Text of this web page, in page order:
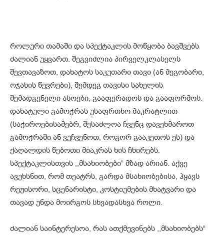
როლური თამაში და სპექტაკლის მოწყობა ბავშვებს
ძალიან უყვართ. შეგვიძლია პირველკლასელს
შევთავაზოთ, დახატოს საკუთარი თავი (ან მეგობარი,
ოჯახის წევრები), შემდეგ თავისი სახელის
შემადგენელი ასოები, გააფერადოს და გააფორმოს.
დახატული გამოჭრას უსაფრთხო მაკრატლით
(საჭიროებისამებრ, შესაძლოა ჩვენც დავეხმაროთ
გამოჭრაში ან ვუჩვენოთ, როგორ გააკეთოს ეს) და
ქაღალდის წებოთი მიაკრას ხის ჩხირებს.
სპექტაკლისთვის ,,მსახიობები“ მზად არიან. აქვე
ავუხსნით, რომ თეატრს, გარდა მსახიობებისა, ჰყავს
რეჟისორი, სცენარისტი, კოსტიუმების მხატვარი და
თავად უნდა მოირგოს სხვადასხვა როლი.
ძალიან საინტერესოა, რას ათქმევინებს ,,მსახიობებს“